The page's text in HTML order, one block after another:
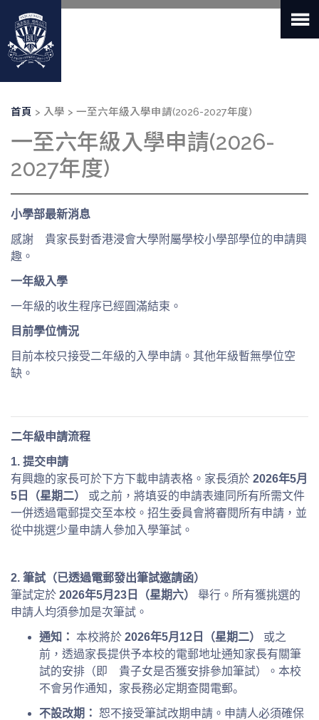
內
導
連
首頁 入學 一至六年級入學申請(2026-2027年度)
一至六年級入學申請(2026-
2027年度)
小學部最新消息
感謝 貴家長對香港浸會大學附屬學校小學部學位的申請興
趣。
一年級入學
一年級的收生程序已經圓滿結束。
目前學位情況
目前本校只接受二年級的入學申請。其他年級暫無學位空
缺。
二年級申請流程
1. 提交申請
有興趣的家長可於下方下載申請表格。家長須於 2026年5月
5 日（星期二）
或之前，將填妥的申請表連同所有所需文件
一併透過電郵提交至本校。招生委員會將審閱所有申請，並
從中挑選少量申請人參加入學筆試。
2. 筆試（已透過電郵發出筆試邀請函）
筆試定於 2026年5月 23 日（星期六）
舉行。所有獲挑選的
申請人均須參加是次筆試。
通知： 本校將於 2026年5月 12 日（星期二）
或之
前，透過家長提供予本校的電郵地址通知家長有關筆
試的安排（即 貴子女是否獲安排參加筆試）。 本校
不會另作通知，家長務必定期查閱電郵。
不設改期： 恕不接受筆試改期申請。申請人必須確保